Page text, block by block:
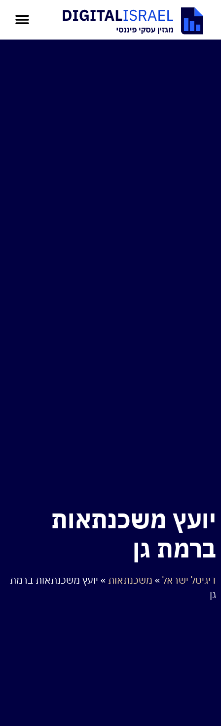
יועץ משכנתאות
ברמת גן
דיגיטל ישראל » משכנתאות » יועץ משכנתאות ברמת
גן